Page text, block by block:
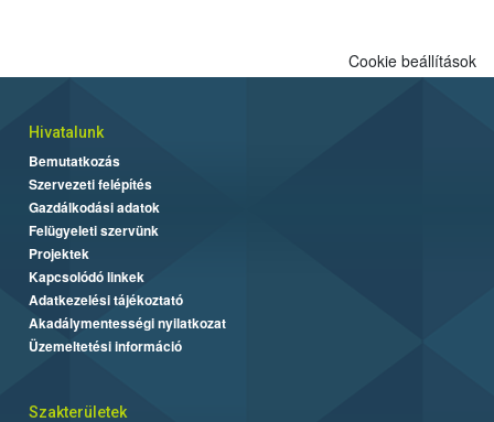
Cookie beállítások
Hivatalunk
Bemutatkozás
Szervezeti felépítés
Gazdálkodási adatok
Felügyeleti szervünk
Projektek
Kapcsolódó linkek
Adatkezelési tájékoztató
Akadálymentességi nyilatkozat
Üzemeltetési információ
Szakterületek